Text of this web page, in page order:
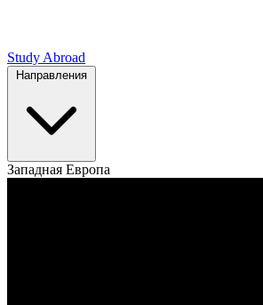
Study Abroad
Западная Европа